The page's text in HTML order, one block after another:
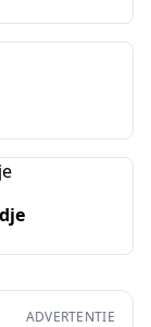
ADVERTENTIE